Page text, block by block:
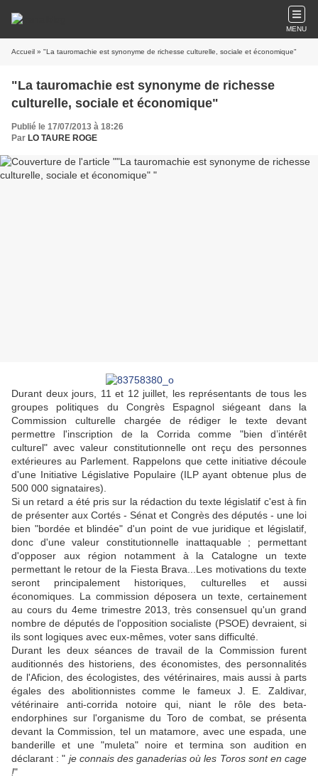
MENU
Accueil » "La tauromachie est synonyme de richesse culturelle, sociale et économique"
"La tauromachie est synonyme de richesse
culturelle, sociale et économique"
Publié le 17/07/2013 à 18:26
Par LO TAURE ROGE
Durant deux jours, 11 et 12 juillet, les représentants de tous les
groupes politiques du Congrès Espagnol siégeant dans la
Commission culturelle chargée de rédiger le texte devant
permettre l'inscription de la Corrida comme "bien d’intérêt
culturel" avec valeur constitutionnelle ont reçu des personnes
extérieures au Parlement. Rappelons que cette initiative découle
d'une Initiative Législative Populaire (ILP ayant obtenue plus de
500 000 signataires).
Si un retard a été pris sur la rédaction du texte législatif c'est à fin
de présenter aux Cortés - Sénat et Congrès des députés - une loi
bien "bordée et blindée" d'un point de vue juridique et législatif,
donc d'une valeur constitutionnelle inattaquable ; permettant
d'opposer aux région notamment à la Catalogne un texte
permettant le retour de la Fiesta Brava...Les motivations du texte
seront principalement historiques, culturelles et aussi
économiques. La commission déposera un texte, certainement
au cours du 4eme trimestre 2013, très consensuel qu'un grand
nombre de députés de l'opposition socialiste (PSOE) devraient, si
ils sont logiques avec eux-mêmes, voter sans difficulté.
Durant les deux séances de travail de la Commission furent
auditionnés des historiens, des économistes, des personnalités
de l'Aficion, des écologistes, des vétérinaires, mais aussi à parts
égales des abolitionnistes comme le fameux J. E. Zaldivar,
vétérinaire anti-corrida notoire qui, niant le rôle des beta-
endorphines sur l'organisme du Toro de combat, se présenta
devant la Commission, tel un matamore, avec une espada, une
banderille et une "muleta" noire et termina son audition en
déclarant : " je connais des ganaderias où les Toros sont en cage
!"